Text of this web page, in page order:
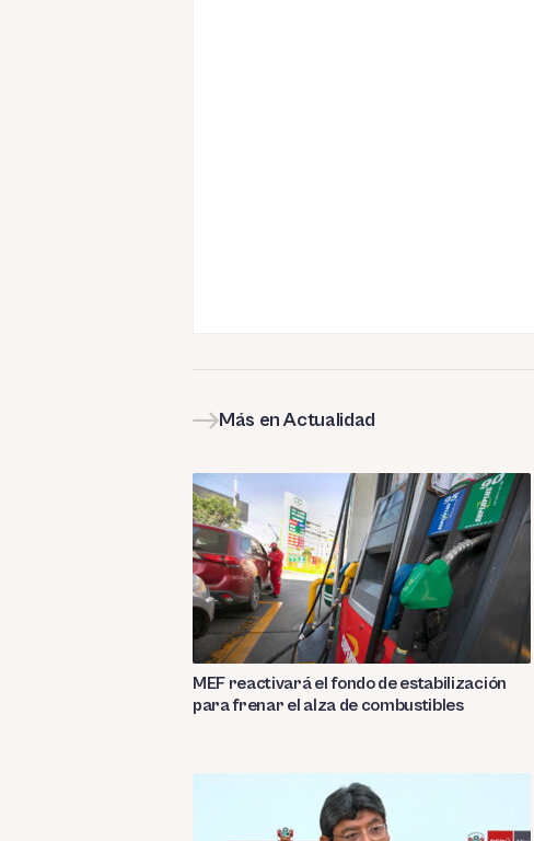
Más en Actualidad
MEF reactivará el fondo de estabilización
para frenar el alza de combustibles